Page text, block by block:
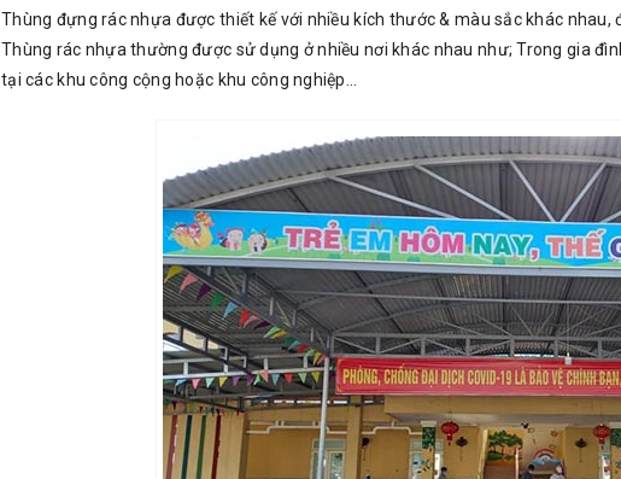
Thùng đựng rác nhựa được thiết kế với nhiều kích thước & màu sắc khác nhau,
Thùng rác nhựa thường được sử dụng ở nhiều nơi khác nhau như; Trong gia
tại các khu công cộng hoặc khu công nghiệp…